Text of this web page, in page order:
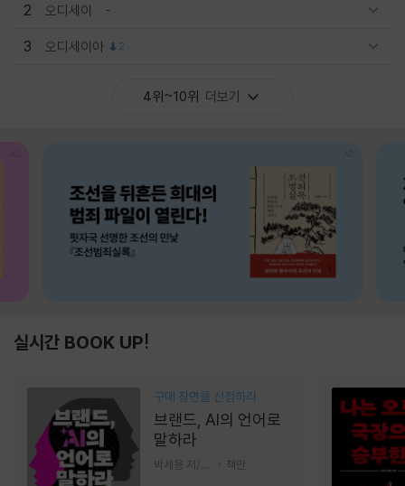
2 오디세이
3 오디세이아 2
4위~10위 더보기
실시간 BOOK UP!
구매 장면을 선점하라
브랜드, AI의 언어로
말하라
책만